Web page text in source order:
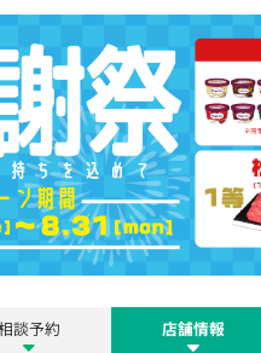
談予約 店舗情報